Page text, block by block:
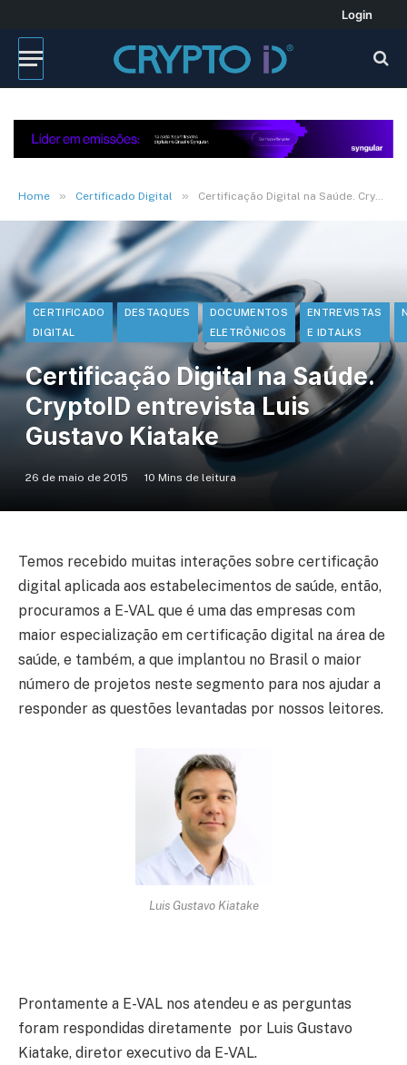
Login
Home » Certificado Digital » Certificação Digital na Saúde. CryptoID entrevista Luis Gustavo Kiatake
CERTIFICADO
DIGITAL
DESTAQUES
DOCUMENTOS
ELETRÔNICOS
ENTREVISTAS
E IDTALKS
Certificação Digital na Saúde.
CryptoID entrevista Luis
Gustavo Kiatake
26 de maio de 2015 10 Mins de leitura
Temos recebido muitas interações sobre certificação
digital aplicada aos estabelecimentos de saúde, então,
procuramos a E-VAL que é uma das empresas com
maior especialização em certificação digital na área de
saúde, e também, a que implantou no Brasil o maior
número de projetos neste segmento para nos ajudar a
responder as questões levantadas por nossos leitores.
Luis Gustavo Kiatake
Prontamente a E-VAL nos atendeu e as perguntas
foram respondidas diretamente por Luis Gustavo
Kiatake, diretor executivo da E-VAL.